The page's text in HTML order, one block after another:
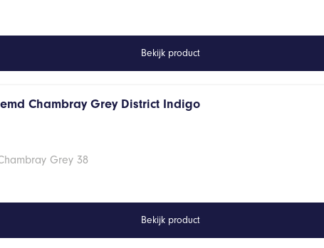
Bekijk product
Chambray Grey District Indigo
Grey 38
Bekijk product